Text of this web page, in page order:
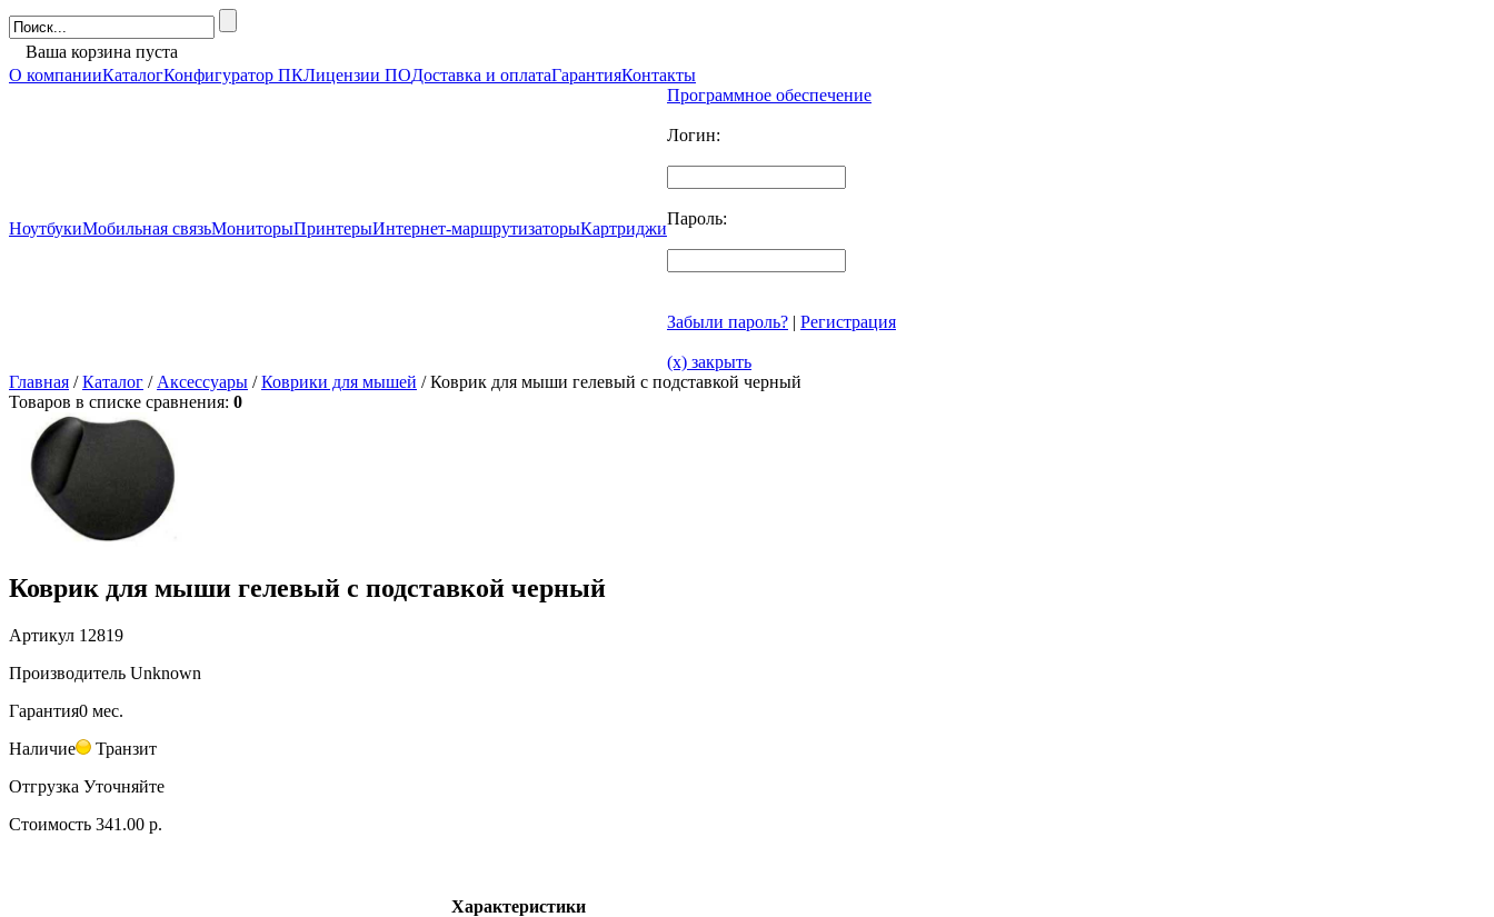
Ваша корзина пуста
О компанииКаталогКонфигуратор ПКЛицензии ПОДоставка и оплатаГарантияКонтакты
НоутбукиМобильная связьМониторыПринтерыИнтернет-маршрутизаторыКартриджи
Программное обеспечение
Логин:
Пароль:
Забыли пароль? | Регистрация
(x) закрыть
Главная /Каталог / Аксессуары /Коврики для мышей / Коврик для мыши гелевый с подставкой черный
Товаров в списке сравнения: 0
Коврик для мыши гелевый с подставкой черный
Артикул 12819
Производитель Unknown
Гарантия0 мес.
Наличие
Транзит
Отгрузка Уточняйте
Стоимость 341.00 р.
Характеристики